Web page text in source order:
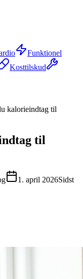
Funktionel
Kosttilskud
kalorieindtag til
til
1. april 2026Sidst